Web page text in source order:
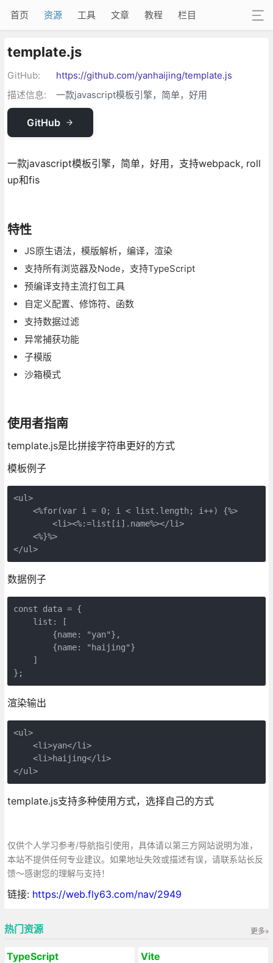
首页 资源 工具 文章 教程 栏目
template.js
GitHub:
https://github.com/yanhaijing/template.js
描述信息:
一款javascript模板引擎，简单，好用
GitHub
一款javascript模板引擎，简单，好用，支持webpack, roll
up和fis
特性
JS原生语法，模版解析，编译，渲染
支持所有浏览器及Node，支持TypeScript
预编译支持主流打包工具
自定义配置、修饰符、函数
支持数据过滤
异常捕获功能
子模版
沙箱模式
使用者指南
template.js是比拼接字符串更好的方式
模板例子
<ul>
    <%for(var i = 0; i < list.length; i++) {%>
        <li><%:=list[i].name%></li>
    <%}%>
</ul>
数据例子
const data = {
    list: [
        {name: "yan"},
        {name: "haijing"}
    ]
};
渲染输出
<ul>
    <li>yan</li>
    <li>haijing</li>
</ul>
template.js支持多种使用方式，选择自己的方式
仅供个人学习参考/导航指引使用，具体请以第三方网站说明为准，
本站不提供任何专业建议。如果地址失效或描述有误，请联系站长反
馈～感谢您的理解与支持！
链接: https://web.fly63.com/nav/2949
更多»
热门资源
TypeScript Vite